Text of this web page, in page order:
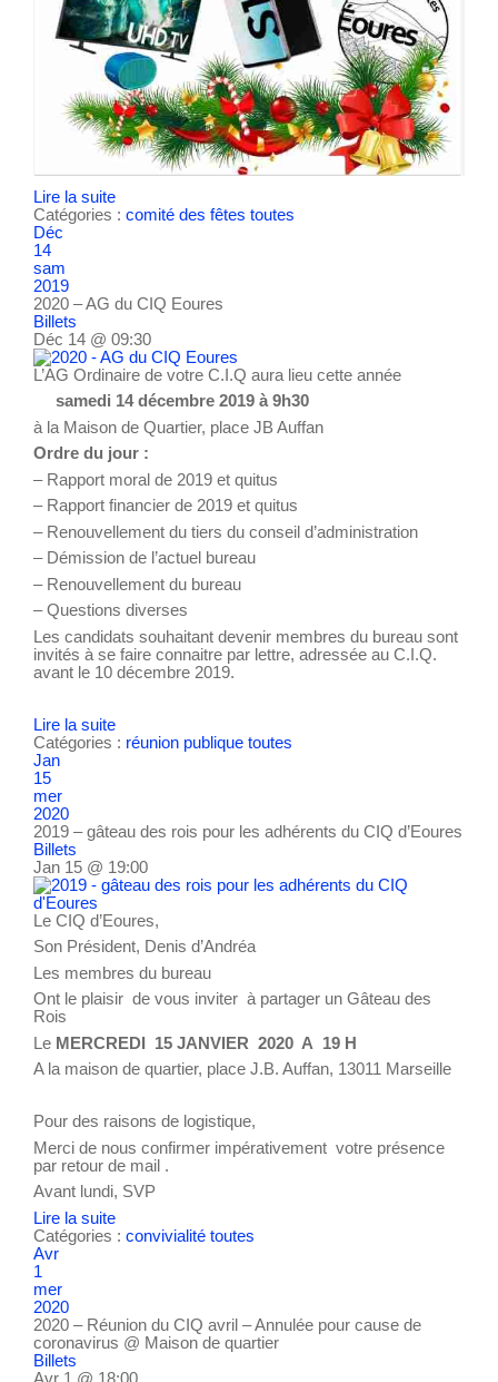
Lire la suite
Catégories : comité des fêtes toutes
Déc
14
sam
2019
2020 – AG du CIQ Eoures
Billets
Déc 14 @ 09:30
L’AG Ordinaire de votre C.I.Q aura lieu cette année
samedi 14 décembre 2019 à 9h30
à la Maison de Quartier, place JB Auffan
Ordre du jour :
– Rapport moral de 2019 et quitus
– Rapport financier de 2019 et quitus
– Renouvellement du tiers du conseil d’administration
– Démission de l’actuel bureau
– Renouvellement du bureau
– Questions diverses
Les candidats souhaitant devenir membres du bureau sont
invités à se faire connaitre par lettre, adressée au C.I.Q.
avant le 10 décembre 2019.
Lire la suite
Catégories : réunion publique toutes
Jan
15
mer
2020
2019 – gâteau des rois pour les adhérents du CIQ d’Eoures
Billets
Jan 15 @ 19:00
Le CIQ d’Eoures,
Son Président, Denis d’Andréa
Les membres du bureau
Ont le plaisir de vous inviter à partager un Gâteau des
Rois
Le MERCREDI 15 JANVIER 2020 A 19 H
A la maison de quartier, place J.B. Auffan, 13011 Marseille
Pour des raisons de logistique,
Merci de nous confirmer impérativement votre présence
par retour de mail .
Avant lundi, SVP
Lire la suite
Catégories : convivialité toutes
Avr
1
mer
2020
2020 – Réunion du CIQ avril – Annulée pour cause de
coronavirus @ Maison de quartier
Billets
Avr 1 @ 18:00